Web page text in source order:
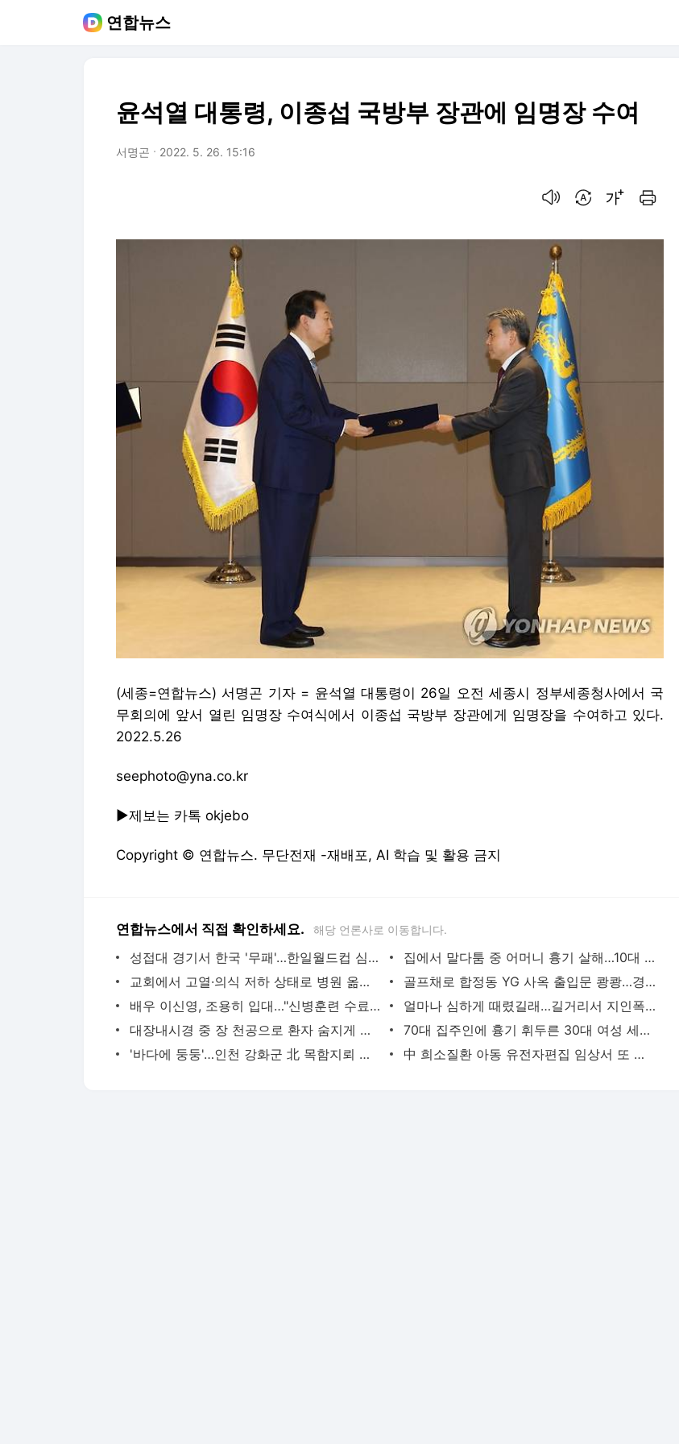
연합뉴스
윤석열 대통령, 이종섭 국방부 장관에 임명장 수여
서명곤 2022. 5. 26. 15:16
(세종=연합뉴스) 서명곤 기자 = 윤석열 대통령이 26일 오전 세종시 정부세종청사에서 국
무회의에 앞서 열린 임명장 수여식에서 이종섭 국방부 장관에게 임명장을 수여하고 있다.
2022.5.26
seephoto@yna.co.kr
▶제보는 카톡 okjebo
Copyright © 연합뉴스. 무단전재 -재배포, AI 학습 및 활용 금지
연합뉴스에서 직접 확인하세요. 해당 언론사로 이동합니다.
성접대 경기서 한국 '무패'…한일월드컵 심판매수설 재점화될 듯 | 연합뉴스
집에서 말다툼 중 어머니 흉기 살해…10대 아들 체포 | 연합뉴스
교회에서 고열·의식 저하 상태로 병원 옮겨진 어린이 사망 | 연합뉴스
골프채로 합정동 YG 사옥 출입문 쾅쾅…경찰, 20대 여성 체포 | 연합뉴스
배우 이신영, 조용히 입대…"신병훈련 수료, 군 생활 집중" | 연합뉴스
얼마나 심하게 때렸길래…길거리서 지인폭행 50대 살인미수 혐의 | 연합뉴스
대장내시경 중 장 천공으로 환자 숨지게 한 의사 2심도 집행유예 | 연합뉴스
70대 집주인에 흉기 휘두른 30대 여성 세입자 체포 | 연합뉴스
'바다에 둥둥'…인천 강화군 北 목함지뢰 주의보 | 연합뉴스
中 희소질환 아동 유전자편집 임상서 또 숨져…안전성 논란 확산 | 연합뉴스